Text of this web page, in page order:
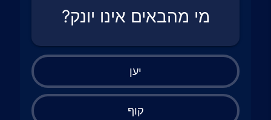
מי מהבאים אינו יונק?
יען
קוף